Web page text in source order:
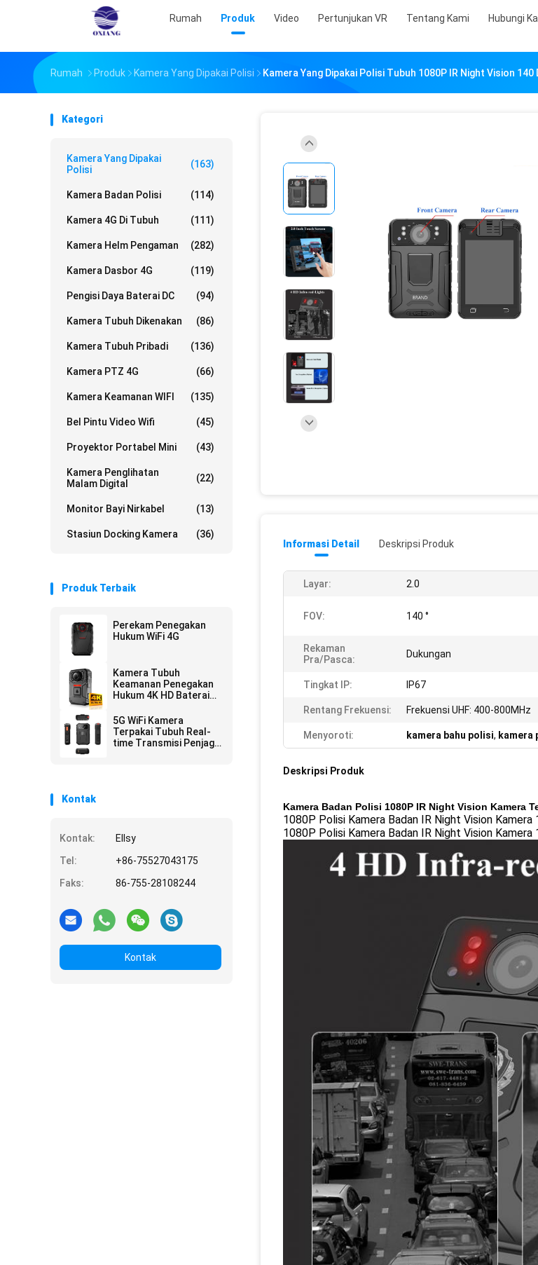
Rumah Produk Video Pertunjukan VR Tentang Kami Hubungi
Rumah Produk Kamera Yang Dipakai Polisi Kamera Yang Dipakai Polisi Tubuh 1080P IR Night Vision
Kategori
Kamera Yang Dipakai
Polisi
(163)
Kamera Badan Polisi (114)
Kamera 4G Di Tubuh (111)
Kamera Helm Pengaman (282)
Kamera Dasbor 4G (119)
Pengisi Daya Baterai DC (94)
Kamera Tubuh Dikenakan (86)
Kamera Tubuh Pribadi (136)
Kamera PTZ 4G (66)
Kamera Keamanan WIFI (135)
Bel Pintu Video Wifi (45)
Proyektor Portabel Mini (43)
Kamera Penglihatan
Malam Digital
(22)
Monitor Bayi Nirkabel (13)
Stasiun Docking Kamera (36)
Produk Terbaik
Perekam Penegakan
Hukum WiFi 4G
Kamera Tubuh
Keamanan Penegakan
Hukum 4K HD Baterai
inci
5G WiFi Kamera
Terpakai Tubuh Real-
time Transmisi Penjaga
Kontak
Kontak:
Ellsy
Tel:
+86-75527043175
Faks:
86-755-28108244
Kontak
Informasi Detail Deskripsi Produk
Layar: 2.0
FOV: 140 °
Rekaman
Pra/Pasca:
Dukungan
Tingkat IP: IP67
Rentang Frekuensi: Frekuensi UHF: 400-800MHz
Menyoroti: kamera bahu polisi, kamera
Deskripsi Produk
Kamera Badan Polisi 1080P IR Night Vision Kamera
1080P Polisi Kamera Badan IR Night Vision
1080P Polisi Kamera Badan IR Night Vision